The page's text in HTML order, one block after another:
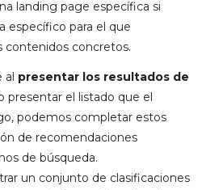
landing page específica si
específico para el que
contenidos concretos.
al presentar los resultados de
presentar el listado que el
podemos completar estos
de recomendaciones
de búsqueda.
un conjunto de clasificaciones